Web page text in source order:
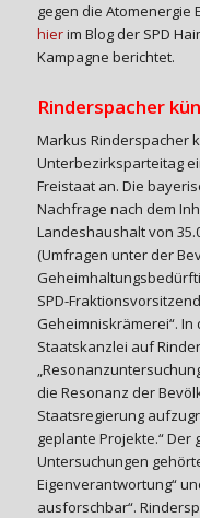
gegen die Atomenergie
hierim Blog der SPD
Kampagne berichtet.
Rinderspacher
Markus Rinderspacher
Unterbezirksparteitag
Freistaat an. Die
Nachfrage nach dem
Landeshaushalt von
(Umfragen unter der
SPD-
Geheimniskrämerei“.
Staatskanzlei auf
die Resonanz der
Staatsregierung
geplante Projekte.“
Untersuchungen
Eigenverantwortung“
ausforschbar“.